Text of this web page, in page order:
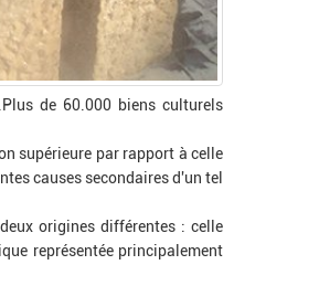
de 60.000 biens culturels
supérieure par rapport à celle
causes secondaires d'un tel
origines différentes : celle
représentée principalement